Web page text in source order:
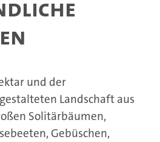
und der
Landschaft aus
Solitärbäumen,
Gebüschen,